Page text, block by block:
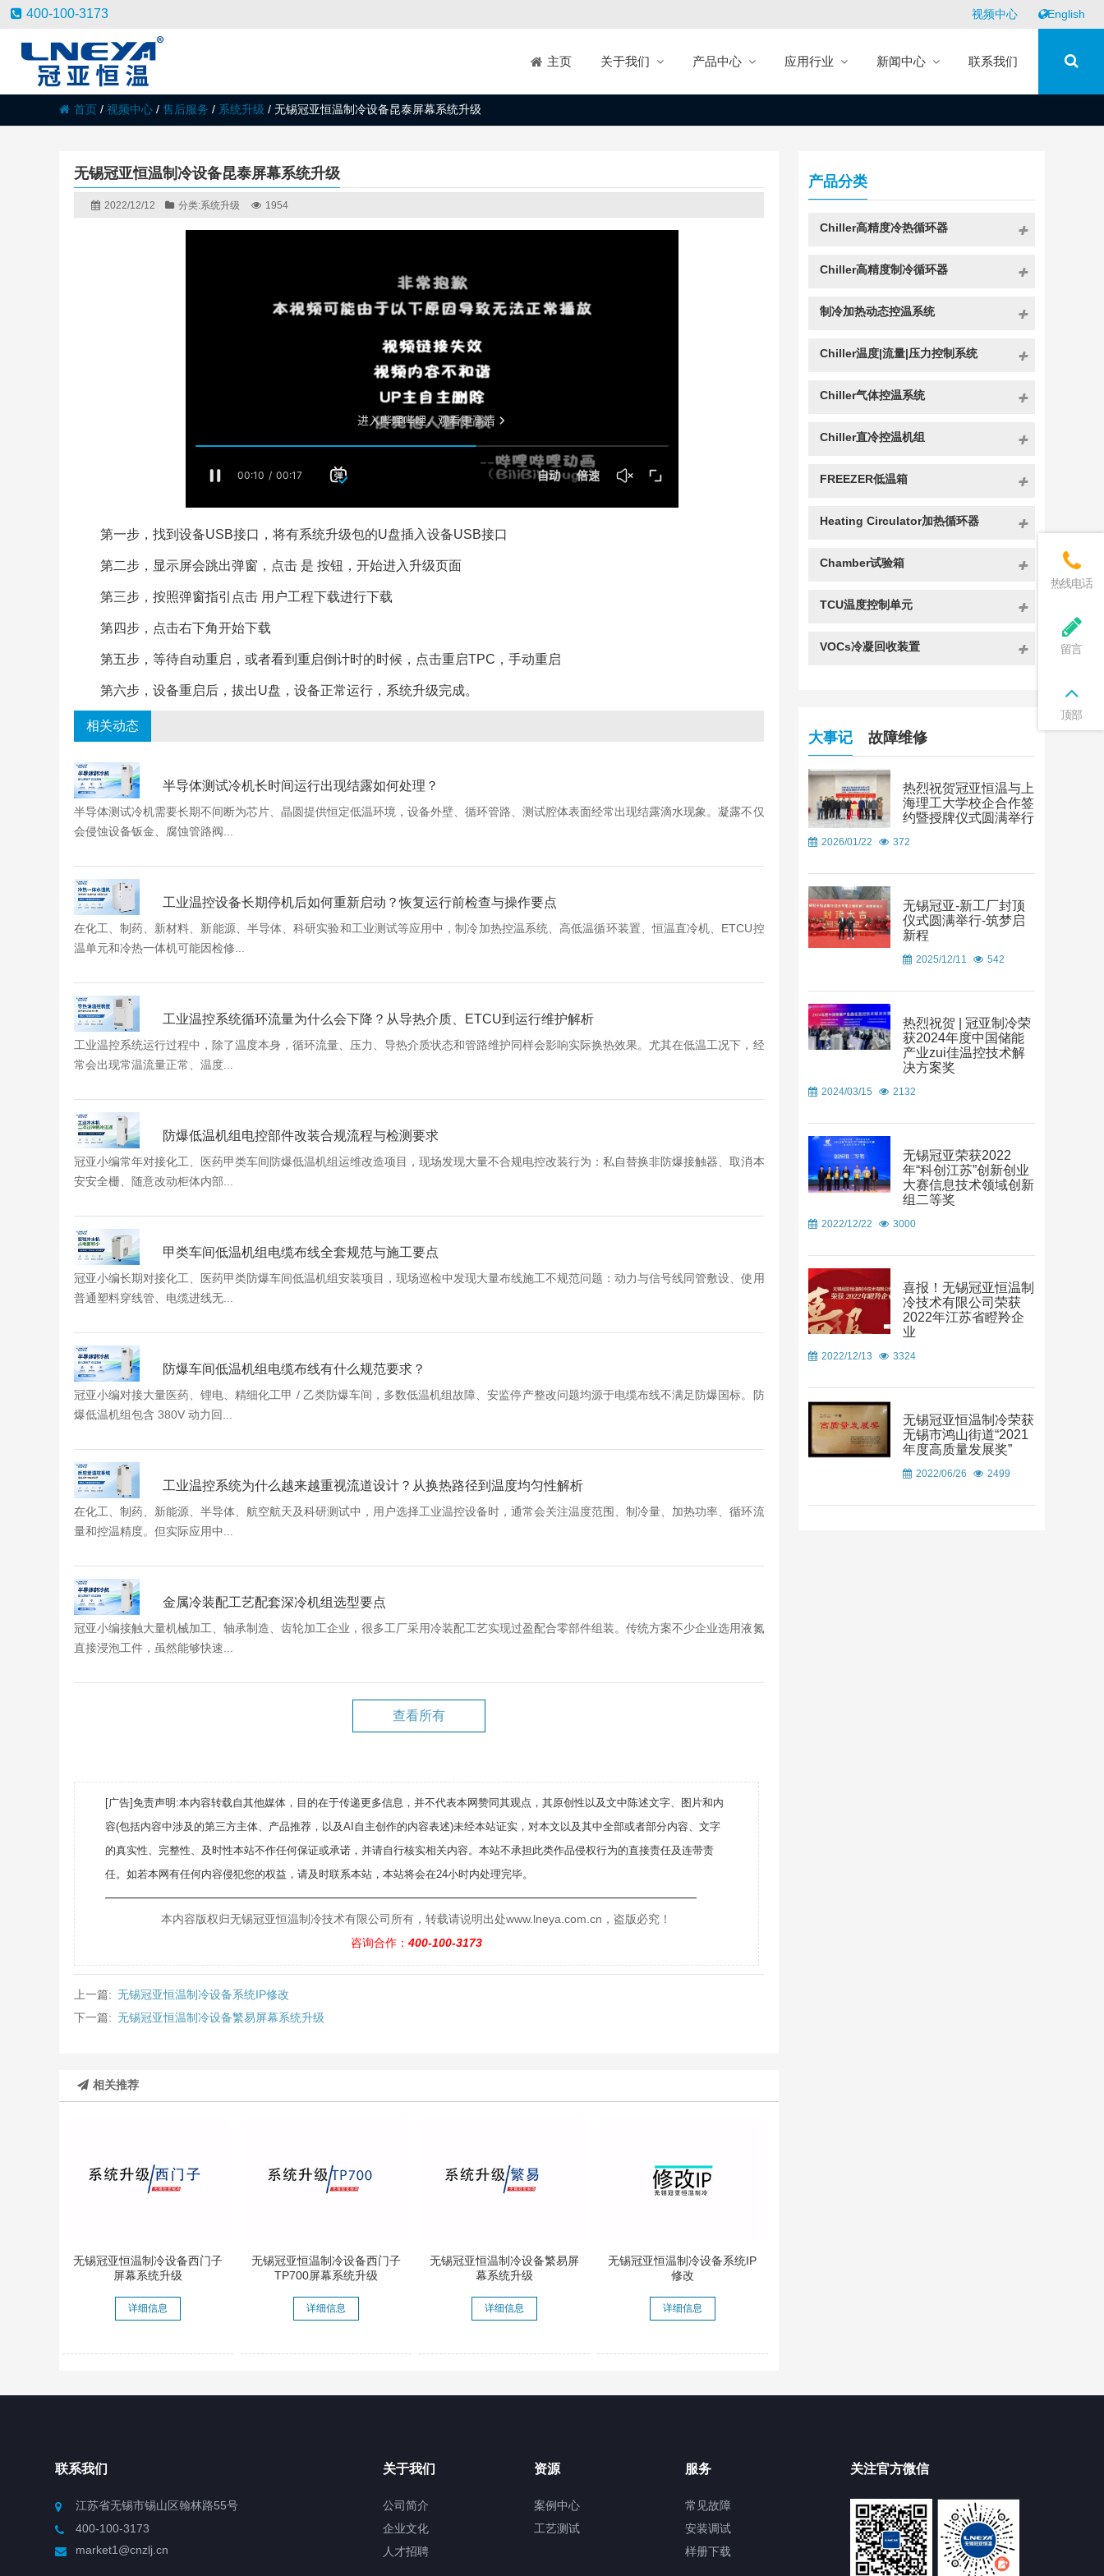
400-100-3173 视频中心 English
主页 关于我们 产品中心 应用行业 新闻中心 联系我们
首页 / 视频中心 / 售后服务 / 系统升级 / 无锡冠亚恒温制冷设备昆泰屏幕系统升级
无锡冠亚恒温制冷设备昆泰屏幕系统升级
2022/12/12 分类:系统升级 1954
第一步，找到设备USB接口，将有系统升级包的U盘插入设备USB接口
第二步，显示屏会跳出弹窗，点击 是 按钮，开始进入升级页面
第三步，按照弹窗指引点击 用户工程下载进行下载
第四步，点击右下角开始下载
第五步，等待自动重启，或者看到重启倒计时的时候，点击重启TPC，手动重启
第六步，设备重启后，拔出U盘，设备正常运行，系统升级完成。
相关动态
半导体测试冷机长时间运行出现结露如何处理？
半导体测试冷机需要长期不间断为芯片、晶圆提供恒定低温环境，设备外壁、循环管路、测试腔体表面经常出现结露滴水现象。凝露不仅
会侵蚀设备钣金、腐蚀管路阀...
工业温控设备长期停机后如何重新启动？恢复运行前检查与操作要点
在化工、制药、新材料、新能源、半导体、科研实验和工业测试等应用中，制冷加热控温系统、高低温循环装置、恒温直冷机、ETCU控
温单元和冷热一体机可能因检修...
工业温控系统循环流量为什么会下降？从导热介质、ETCU到运行维护解析
工业温控系统运行过程中，除了温度本身，循环流量、压力、导热介质状态和管路维护同样会影响实际换热效果。尤其在低温工况下，经
常会出现常温流量正常、温度...
防爆低温机组电控部件改装合规流程与检测要求
冠亚小编常年对接化工、医药甲类车间防爆低温机组运维改造项目，现场发现大量不合规电控改装行为：私自替换非防爆接触器、取消本
安安全栅、随意改动柜体内部...
甲类车间低温机组电缆布线全套规范与施工要点
冠亚小编长期对接化工、医药甲类防爆车间低温机组安装项目，现场巡检中发现大量布线施工不规范问题：动力与信号线同管敷设、使用
普通塑料穿线管、电缆进线无...
防爆车间低温机组电缆布线有什么规范要求？
冠亚小编对接大量医药、锂电、精细化工甲 / 乙类防爆车间，多数低温机组故障、安监停产整改问题均源于电缆布线不满足防爆国标。防
爆低温机组包含 380V 动力回...
工业温控系统为什么越来越重视流道设计？从换热路径到温度均匀性解析
在化工、制药、新能源、半导体、航空航天及科研测试中，用户选择工业温控设备时，通常会关注温度范围、制冷量、加热功率、循环流
量和控温精度。但实际应用中...
金属冷装配工艺配套深冷机组选型要点
冠亚小编接触大量机械加工、轴承制造、齿轮加工企业，很多工厂采用冷装配工艺实现过盈配合零部件组装。传统方案不少企业选用液氮
直接浸泡工件，虽然能够快速...
查看所有
[广告]免责声明:本内容转载自其他媒体，目的在于传递更多信息，并不代表本网赞同其观点，其原创性以及文中陈述文字、图片和内
容(包括内容中涉及的第三方主体、产品推荐，以及AI自主创作的内容表述)未经本站证实，对本文以及其中全部或者部分内容、文字
的真实性、完整性、及时性本站不作任何保证或承诺，并请自行核实相关内容。本站不承担此类作品侵权行为的直接责任及连带责
任。如若本网有任何内容侵犯您的权益，请及时联系本站，本站将会在24小时内处理完毕。
—————————————————————————————————————————————
本内容版权归无锡冠亚恒温制冷技术有限公司所有，转载请说明出处www.lneya.com.cn，盗版必究！
咨询合作： 400-100-3173
上一篇: 无锡冠亚恒温制冷设备系统IP修改
下一篇: 无锡冠亚恒温制冷设备繁易屏幕系统升级
相关推荐
无锡冠亚恒温制冷设备西门子
屏幕系统升级
详细信息
无锡冠亚恒温制冷设备西门子
TP700屏幕系统升级
详细信息
无锡冠亚恒温制冷设备繁易屏
幕系统升级
详细信息
无锡冠亚恒温制冷设备系统IP
修改
详细信息
产品分类
Chiller高精度冷热循环器
Chiller高精度制冷循环器
制冷加热动态控温系统
Chiller温度|流量|压力控制系统
Chiller气体控温系统
Chiller直冷控温机组
FREEZER低温箱
Heating Circulator加热循环器
Chamber试验箱
TCU温度控制单元
VOCs冷凝回收装置
大事记 故障维修
热烈祝贺冠亚恒温与上
海理工大学校企合作签
约暨授牌仪式圆满举行
2026/01/22 372
无锡冠亚-新工厂封顶
仪式圆满举行-筑梦启
新程
2025/12/11 542
热烈祝贺 | 冠亚制冷荣
获2024年度中国储能
产业zui佳温控技术解
决方案奖
2024/03/15 2132
无锡冠亚荣获2022
年“科创江苏”创新创业
大赛信息技术领域创新
组二等奖
2022/12/22 3000
喜报！无锡冠亚恒温制
冷技术有限公司荣获
2022年江苏省瞪羚企
业
2022/12/13 3324
无锡冠亚恒温制冷荣获
无锡市鸿山街道“2021
年度高质量发展奖”
2022/06/26 2499
联系我们
江苏省无锡市锡山区翰林路55号
400-100-3173
market1@cnzlj.cn
关于我们
公司简介
企业文化
人才招聘
资源
案例中心
工艺测试
服务
常见故障
安装调试
样册下载
关注官方微信
热线电话
留言
顶部